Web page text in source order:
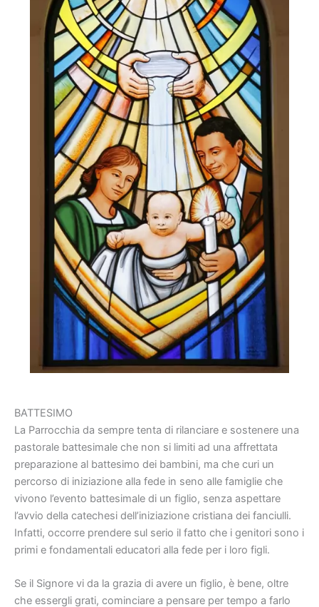
BATTESIMO
La Parrocchia da sempre tenta di rilanciare e sostenere una
pastorale battesimale che non si limiti ad una affrettata
preparazione al battesimo dei bambini, ma che curi un
percorso di iniziazione alla fede in seno alle famiglie che
vivono l’evento battesimale di un figlio, senza aspettare
l’avvio della catechesi dell’iniziazione cristiana dei fanciulli.
Infatti, occorre prendere sul serio il fatto che i genitori sono i
primi e fondamentali educatori alla fede per i loro figli.
Se il Signore vi da la grazia di avere un figlio, è bene, oltre
che essergli grati, cominciare a pensare per tempo a farlo